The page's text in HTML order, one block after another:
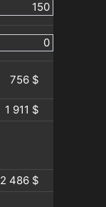
756 $
1 911 $
2 486 $